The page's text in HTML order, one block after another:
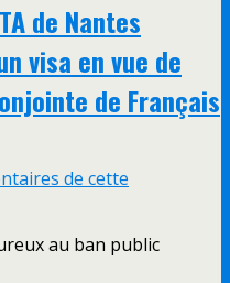
de Nantes
visa en vue de
de Français
de cette
au ban public